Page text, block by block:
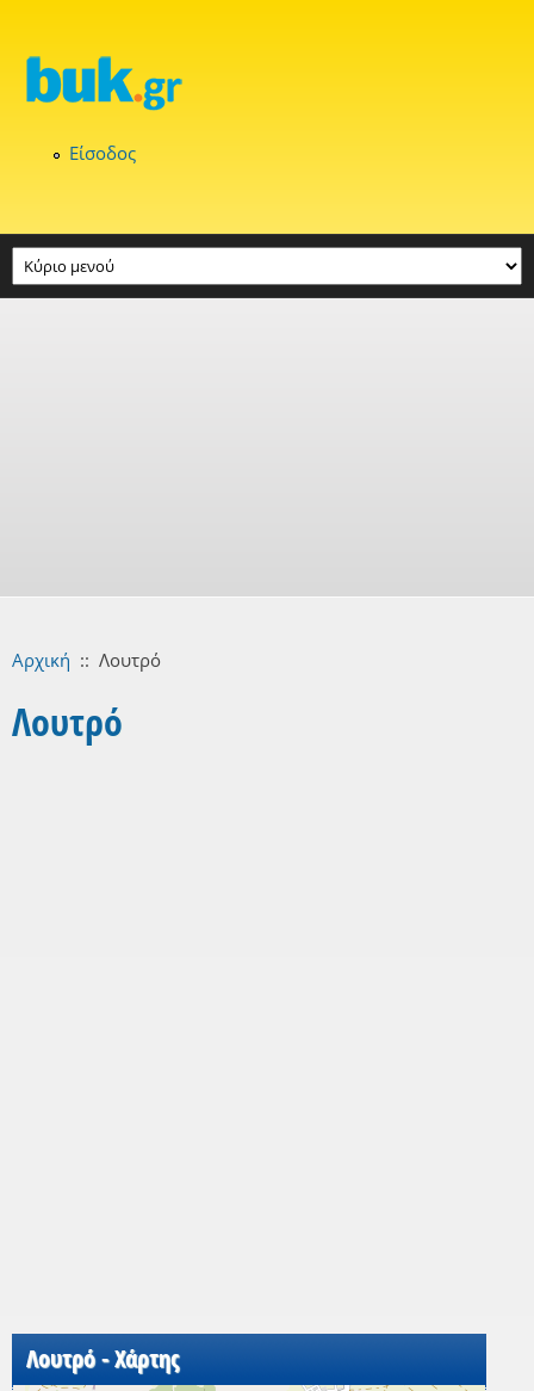
Είσοδος
Αρχική :: Λουτρό
Λουτρό
Λουτρό - Χάρτης